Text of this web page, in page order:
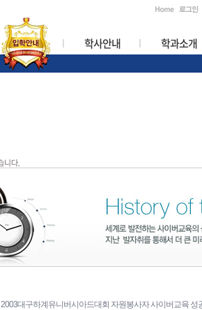
학사안내 학과소개
2003대구하계유니버시아드대회 자원봉사자 사이버교육